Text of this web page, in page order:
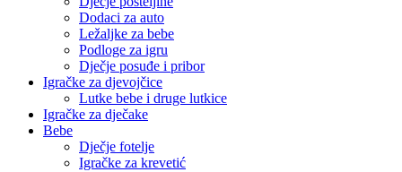
Dodaci za auto
Ležaljke za bebe
Podloge za igru
Dječje posuđe i pribor
Igračke za djevojčice
Lutke bebe i druge lutkice
Igračke za dječake
Bebe
Dječje fotelje
Igračke za krevetić